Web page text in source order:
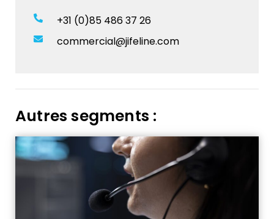
+31 (0)85 486 37 26
commercial@jifeline.com
Autres segments :